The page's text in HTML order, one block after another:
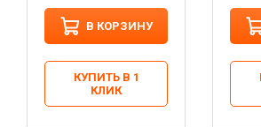
В КОРЗИНУ
КУПИТЬ В 1
КЛИК